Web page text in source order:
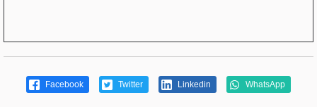
Facebook Twitter Linkedin WhatsApp